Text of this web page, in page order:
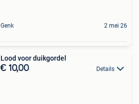
Genk 2 mei 26
Lood voor duikgordel
€ 10,00 Details